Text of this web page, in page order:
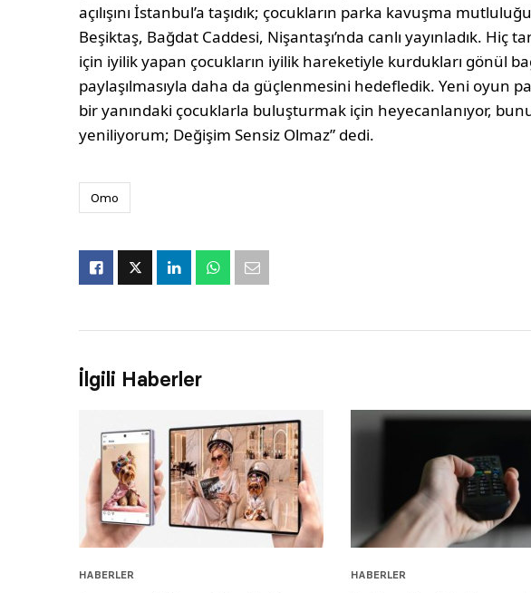
açılışını İstanbul’a taşıdık; çocukların parka kavuşma
Beşiktaş, Bağdat Caddesi, Nişantaşı’nda canlı yayınladık. Hiç
için iyilik yapan çocukların iyilik hareketiyle kurdukları gönül
paylaşılmasıyla daha da güçlenmesini hedefledik. Yeni oyun
bir yanındaki çocuklarla buluşturmak için heyecanlanıyor,
yeniliyorum; Değişim Sensiz Olmaz” dedi.
Omo
İlgili Haberler
HABERLER HABERLER